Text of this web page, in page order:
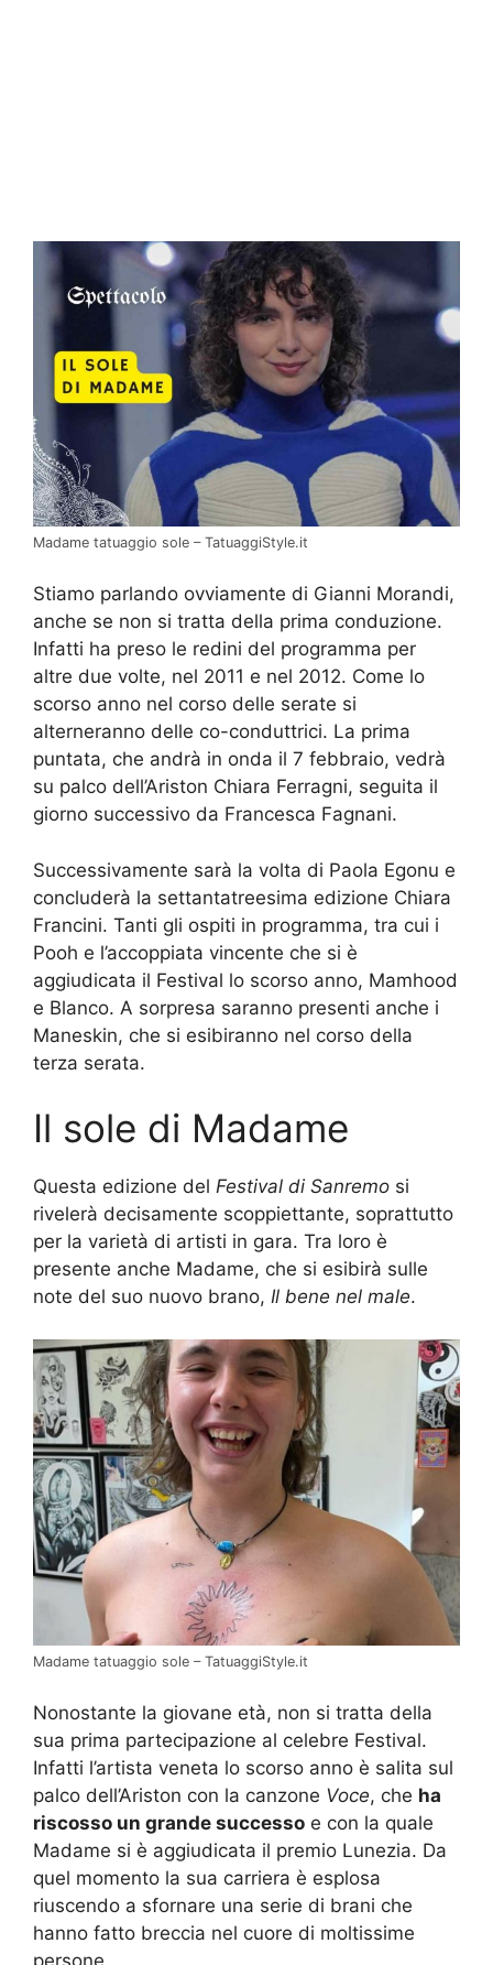
Madame tatuaggio sole – TatuaggiStyle.it
Stiamo parlando ovviamente di Gianni Morandi,
anche se non si tratta della prima conduzione.
Infatti ha preso le redini del programma per
altre due volte, nel 2011 e nel 2012. Come lo
scorso anno nel corso delle serate si
alterneranno delle co-conduttrici. La prima
puntata, che andrà in onda il 7 febbraio, vedrà
su palco dell’Ariston Chiara Ferragni, seguita il
giorno successivo da Francesca Fagnani.
Successivamente sarà la volta di Paola Egonu e
concluderà la settantatreesima edizione Chiara
Francini. Tanti gli ospiti in programma, tra cui i
Pooh e l’accoppiata vincente che si è
aggiudicata il Festival lo scorso anno, Mamhood
e Blanco. A sorpresa saranno presenti anche i
Maneskin, che si esibiranno nel corso della
terza serata.
Il sole di Madame
Questa edizione del Festival di Sanremo si
rivelerà decisamente scoppiettante, soprattutto
per la varietà di artisti in gara. Tra loro è
presente anche Madame, che si esibirà sulle
note del suo nuovo brano, Il bene nel male.
Madame tatuaggio sole – TatuaggiStyle.it
Nonostante la giovane età, non si tratta della
sua prima partecipazione al celebre Festival.
Infatti l’artista veneta lo scorso anno è salita sul
palco dell’Ariston con la canzone Voce, che ha
riscosso un grande successo e con la quale
Madame si è aggiudicata il premio Lunezia. Da
quel momento la sua carriera è esplosa
riuscendo a sfornare una serie di brani che
hanno fatto breccia nel cuore di moltissime